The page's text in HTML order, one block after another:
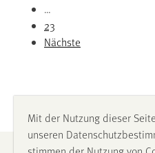
…
23
Nächste
Mit der Nutzung dieser
unseren